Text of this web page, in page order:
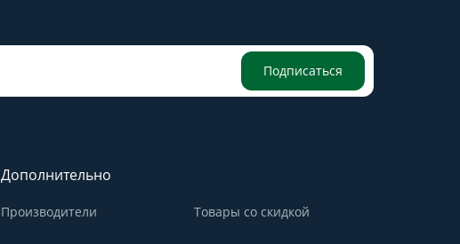
Подписаться
Дополнительно
Производители Товары со скидкой